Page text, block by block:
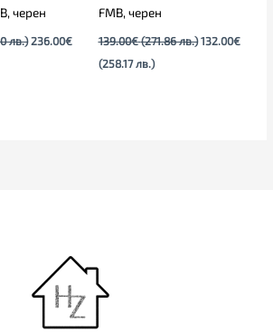
черен
лв.) 236.00€
FMB, черен
139.00€ (271.86 лв.) 132.00€
(258.17 лв.)